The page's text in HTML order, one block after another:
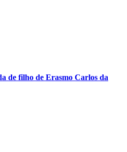
de filho de Erasmo Carlos da